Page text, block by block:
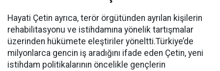
Hayati Çetin ayrıca, terör örgütünden ayrılan kişilerin
rehabilitasyonu ve istihdamına yönelik tartışmalar
üzerinden hükümete eleştiriler yöneltti.Türkiye’de
milyonlarca gencin iş aradığını ifade eden Çetin, yeni
istihdam politikalarının öncelikle gençlerin